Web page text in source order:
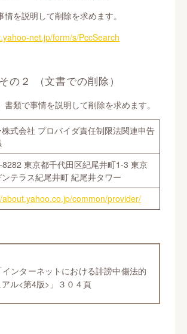
を説明して削除を求めます。
net.jp/form/s/PccSearch
の２ （文書での削除）
類で事情を説明して削除を求めます。
式会社 プロバイダ責任制限法関連申告
8282 東京都千代田区紀尾井町1-3 東京
テラス紀尾井町 紀尾井タワー
about.yahoo.co.jp/common/provider/
ンターネットにおける誹謗中傷法的
ル<第4版>」３０４頁